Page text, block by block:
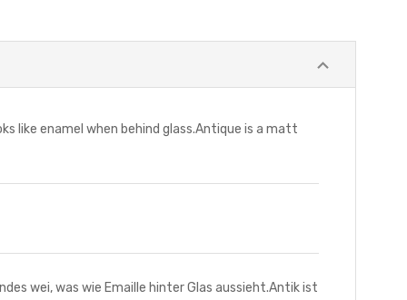
like enamel when behind glass.Antique is a matt
wei, was wie Emaille hinter Glas aussieht.Antik ist